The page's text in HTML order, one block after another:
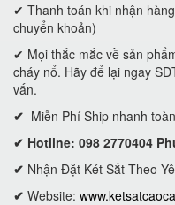
✔ Thanh toán khi nhận
chuyển khoản)
✔ Mọi thắc mắc về sản
cháy nổ. Hãy để lại ngay
vấn.
✔ Miễn Phí Ship nhanh
✔ Hotline: 098 2770404
✔ Nhận Đặt Két Sắt Theo
✔ Website: